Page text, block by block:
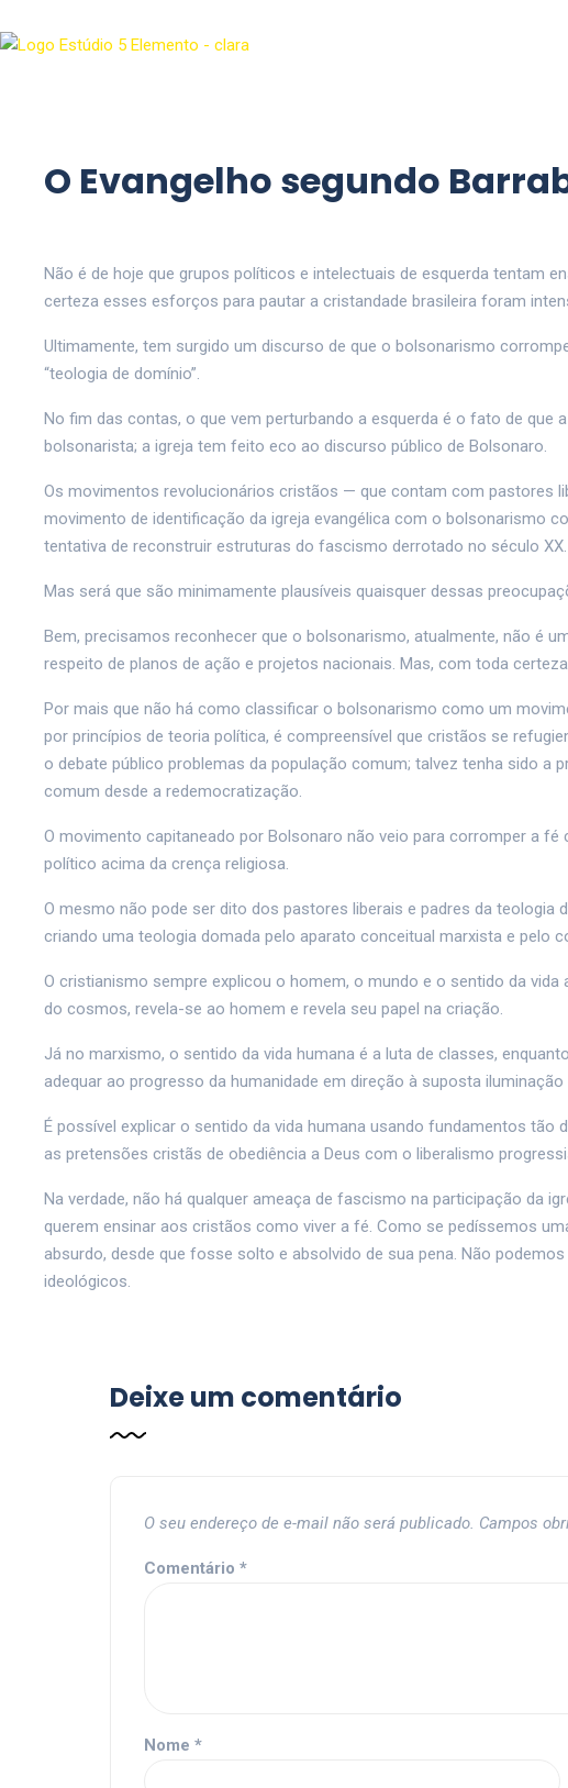
O Evangelho segundo
Não é de hoje que grupos políticos e intelectuais de esquerda tentam
certeza esses esforços para pautar a cristandade brasileira foram
Ultimamente, tem surgido um discurso de que o bolsonarismo
“teologia de domínio”.
No fim das contas, o que vem perturbando a esquerda é o fato de que
bolsonarista; a igreja tem feito eco ao discurso público de Bolsonaro.
Os movimentos revolucionários cristãos — que contam com pastores
movimento de identificação da igreja evangélica com o bolsonarismo
tentativa de reconstruir estruturas do fascismo derrotado no século XX.
Mas será que são minimamente plausíveis quaisquer dessas
Bem, precisamos reconhecer que o bolsonarismo, atualmente, não é
respeito de planos de ação e projetos nacionais. Mas, com toda
Por mais que não há como classificar o bolsonarismo como um
por princípios de teoria política, é compreensível que cristãos se
o debate público problemas da população comum; talvez tenha sido a
comum desde a redemocratização.
O movimento capitaneado por Bolsonaro não veio para corromper a
político acima da crença religiosa.
O mesmo não pode ser dito dos pastores liberais e padres da
criando uma teologia domada pelo aparato conceitual marxista e pelo
O cristianismo sempre explicou o homem, o mundo e o sentido da
do cosmos, revela-se ao homem e revela seu papel na criação.
Já no marxismo, o sentido da vida humana é a luta de classes,
adequar ao progresso da humanidade em direção à suposta iluminação
É possível explicar o sentido da vida humana usando fundamentos
as pretensões cristãs de obediência a Deus com o liberalismo
Na verdade, não há qualquer ameaça de fascismo na participação da
querem ensinar aos cristãos como viver a fé. Como se pedíssemos
absurdo, desde que fosse solto e absolvido de sua pena. Não
ideológicos.
Deixe um comentário
O seu endereço de e-mail não será publicado. Campos
Comentário *
Nome *